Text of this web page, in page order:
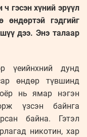
гэсэн хүний эрүүл
өндөртэй гэдгийг
дээ. Энэ талаар
үеийнхний дунд
өндөр түвшинд
нь ямар нэгэн
үзсэн байнга
байна. Гэтэл
никотин, хар